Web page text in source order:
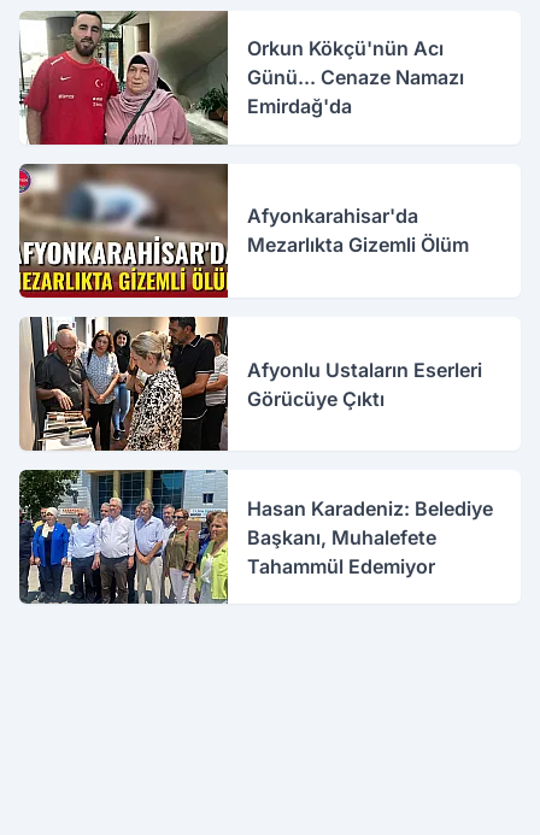
Orkun Kökçü'nün Acı
Günü... Cenaze Namazı
Emirdağ'da
Afyonkarahisar'da
Mezarlıkta Gizemli Ölüm
Afyonlu Ustaların Eserleri
Görücüye Çıktı
Hasan Karadeniz: Belediye
Başkanı, Muhalefete
Tahammül Edemiyor